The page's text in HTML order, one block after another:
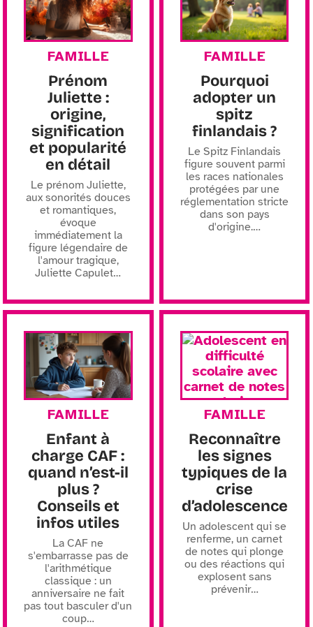
FAMILLE
Prénom
Juliette :
origine,
signification
et popularité
en détail
Le prénom Juliette,
aux sonorités douces
et romantiques,
évoque
immédiatement la
figure légendaire de
l'amour tragique,
Juliette Capulet…
FAMILLE
Pourquoi
adopter un
spitz
finlandais ?
Le Spitz Finlandais
figure souvent parmi
les races nationales
protégées par une
réglementation stricte
dans son pays
d'origine.…
FAMILLE
Enfant à
charge CAF :
quand n’est-il
plus ?
Conseils et
infos utiles
La CAF ne
s'embarrasse pas de
l'arithmétique
classique : un
anniversaire ne fait
pas tout basculer d'un
coup…
FAMILLE
Reconnaître
les signes
typiques de la
crise
d’adolescence
Un adolescent qui se
renferme, un carnet
de notes qui plonge
ou des réactions qui
explosent sans
prévenir…